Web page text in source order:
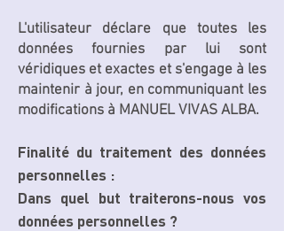
L'utilisateur déclare que toutes les
données fournies par lui sont
véridiques et exactes et s'engage à les
maintenir à jour, en communiquant les
modifications à MANUEL VIVAS ALBA.
Finalité du traitement des données
personnelles :
Dans quel but traiterons-nous vos
données personnelles ?